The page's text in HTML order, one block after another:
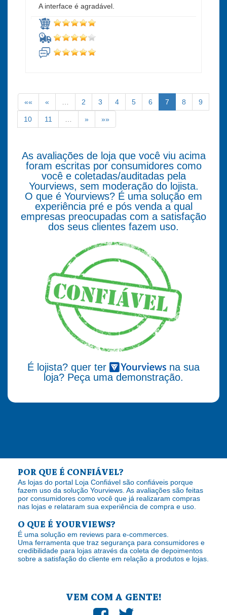
A interface é agradável.
«« « 2 3 4 5 6 7 8 9
10 11 » »»
As avaliações de loja que você viu acima
foram escritas por consumidores como
você e coletadas/auditadas pela
Yourviews, sem moderação do lojista.
O que é Yourviews? É uma solução em
experiência pré e pós venda a qual
empresas preocupadas com a satisfação
dos seus clientes fazem uso.
É lojista? quer ter
na sua
loja? Peça uma demonstração.
POR QUE É CONFIÁVEL?
As lojas do portal Loja Confiável são confiáveis porque
fazem uso da solução Yourviews. As avaliações são feitas
por consumidores como você que já realizaram compras
nas lojas e relataram sua experiência de compra e uso.
O QUE É YOURVIEWS?
É uma solução em reviews para e-commerces.
Uma ferramenta que traz segurança para consumidores e
credibilidade para lojas através da coleta de depoimentos
sobre a satisfação do cliente em relação a produtos e lojas.
VEM COM A GENTE!